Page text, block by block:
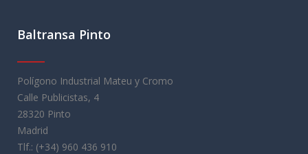
Baltransa Pinto
Polígono Industrial Mateu y Cromo
Calle Publicistas, 4
28320 Pinto
Madrid
Tlf.: (+34) 960 436 910